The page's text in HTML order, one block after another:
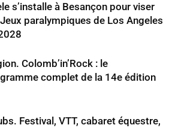
s’installe à Besançon pour viser
Jeux paralympiques de Los Angeles
Colomb’in’Rock : le
complet de la 14e édition
Festival, VTT, cabaret équestre,